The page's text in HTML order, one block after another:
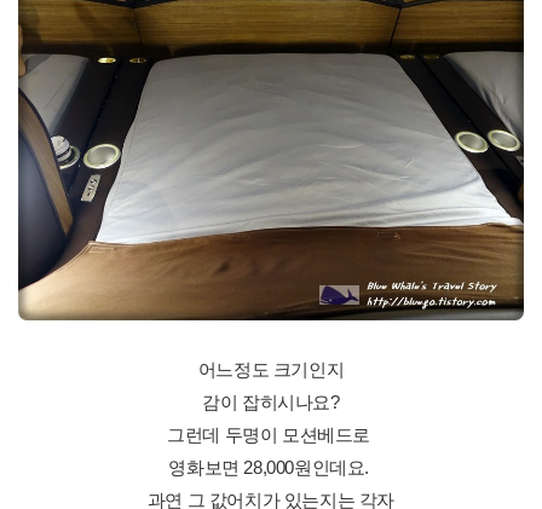
어느정도 크기인지
감이 잡히시나요?
그런데 두명이 모션베드로
영화보면 28,000원인데요.
과연 그 값어치가 있는지는 각자